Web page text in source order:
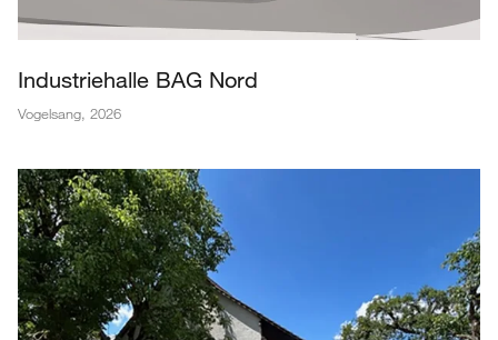
Industriehalle BAG Nord
Vogelsang, 2026